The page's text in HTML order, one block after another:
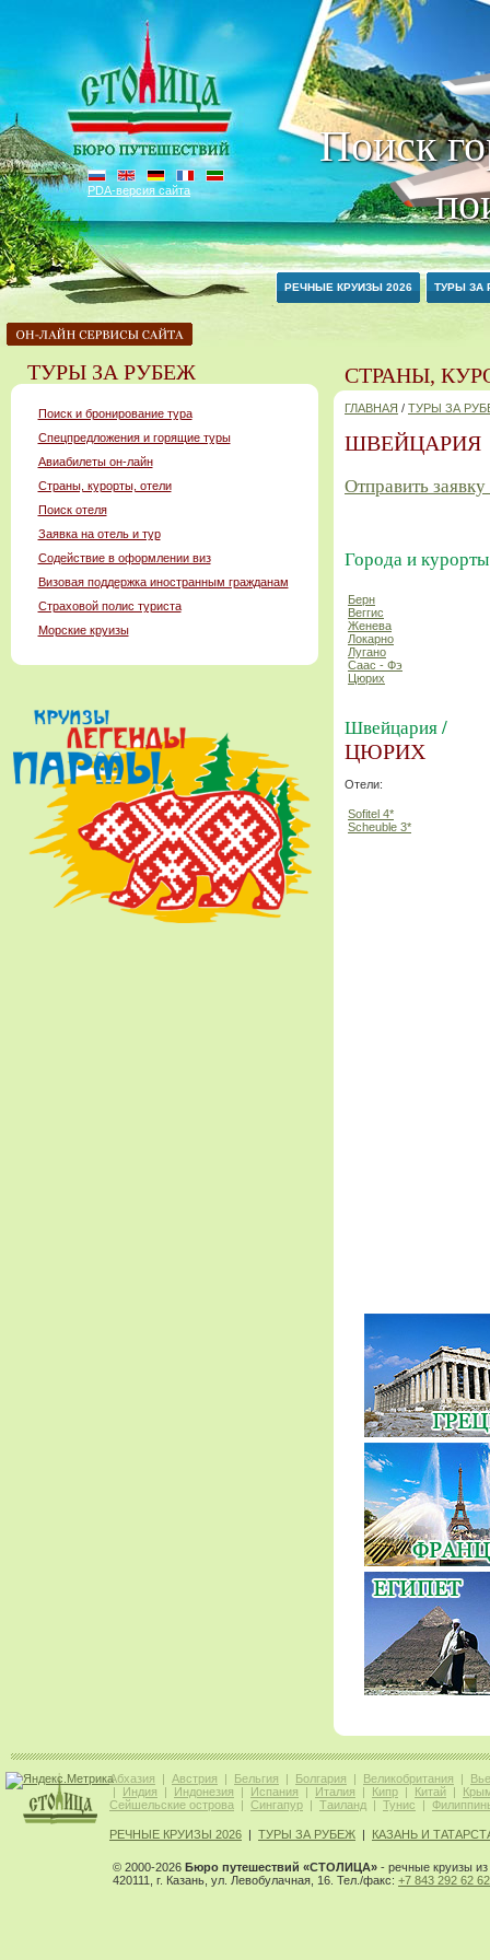
Поиск
PDA-версия сайта
РЕЧНЫЕ КРУИЗЫ 2026 ТУРЫ ЗА
ТУРЫ ЗА РУБЕЖ
Поиск и бронирование тура
Спецпредложения и горящие туры
Авиабилеты он-лайн
Страны, курорты, отели
Поиск отеля
Заявка на отель и тур
Содействие в оформлении виз
Визовая поддержка иностранным гражданам
Страховой полис туриста
Морские круизы
СТРАНЫ,
ГЛАВНАЯ / ТУРЫ ЗА
ШВЕЙЦАРИЯ
Отправить
Города и
Берн
Веггис
Женева
Локарно
Лугано
Саас - Фэ
Цюрих
Швейцария /
ЦЮРИХ
Отели:
Sofitel 4*
Scheuble 3*
Абхазия | Австрия | Бельгия | Болгария | Великобритания |
| Индия | Индонезия | Испания | Италия | Кипр | Китай |
Сейшельские острова | Сингапур | Таиланд | Тунис |
РЕЧНЫЕ КРУИЗЫ 2026 | ТУРЫ ЗА РУБЕЖ | КАЗАНЬ И
© 2000-2026 Бюро путешествий «СТОЛИЦА» - речные круизы из
420111, г. Казань, ул. Левобулачная, 16. Тел./факс: +7 843 292 62 62